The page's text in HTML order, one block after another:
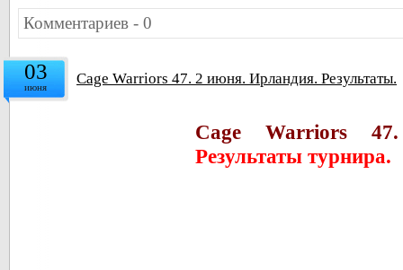
Комментариев - 0
03
июня Саge Warriors 47. 2 июня. Ирландия. Результаты.
Саge Warriors 47.
Результаты турнира.